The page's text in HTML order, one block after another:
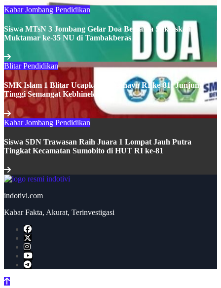
Kabar Jombang Pendidikan
Siswa MTsN 3 Jombang Gelar Doa Bersama Sukseskan
Muktamar ke-35 NU di Tambakberas
BlitarPendidikan
SMK Islam 1 Blitar Ucapkan Dirgahayu RI ke-81: Junjung
Tinggi Semangat Kebhinekaan
Kabar Jombang Pendidikan
Siswa SDN Trawasan Raih Juara 1 Lompat Jauh Putra
Tingkat Kecamatan Sumobito di HUT RI ke-81
indotivi.com
Kabar Fakta, Akurat, Terinvestigasi